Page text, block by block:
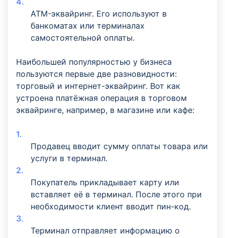
ATM-эквайринг. Его используют в
банкоматах или терминалах
самостоятельной оплаты.
Наибольшей популярностью у бизнеса
пользуются первые две разновидности:
торговый и интернет-эквайринг. Вот как
устроена платёжная операция в торговом
эквайринге, например, в магазине или кафе:
Продавец вводит сумму оплаты товара или
услуги в терминал.
Покупатель прикладывает карту или
вставляет её в терминал. После этого при
необходимости клиент вводит пин-код.
Терминал отправляет информацию о